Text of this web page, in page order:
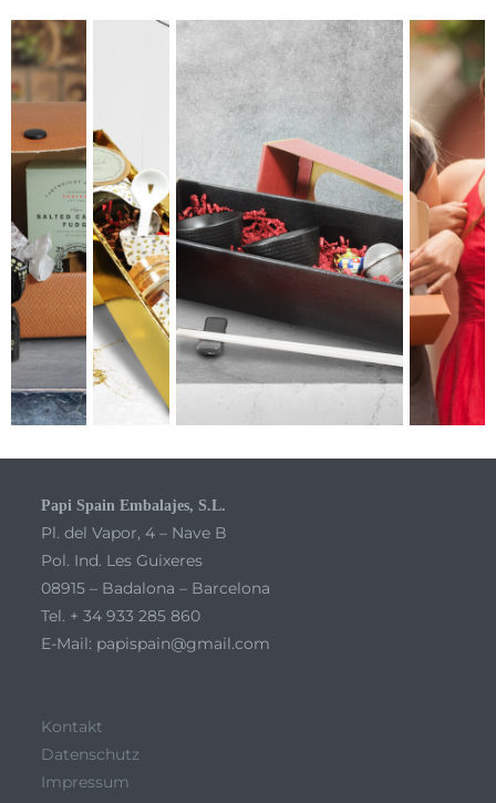
Papi Spain Embalajes, S.L.
Pl. del Vapor, 4 – Nave B
Pol. Ind. Les Guixeres
08915 – Badalona – Barcelona
Tel. + 34 933 285 860
E-Mail: papispain@gmail.com
Kontakt
Datenschutz
Impressum